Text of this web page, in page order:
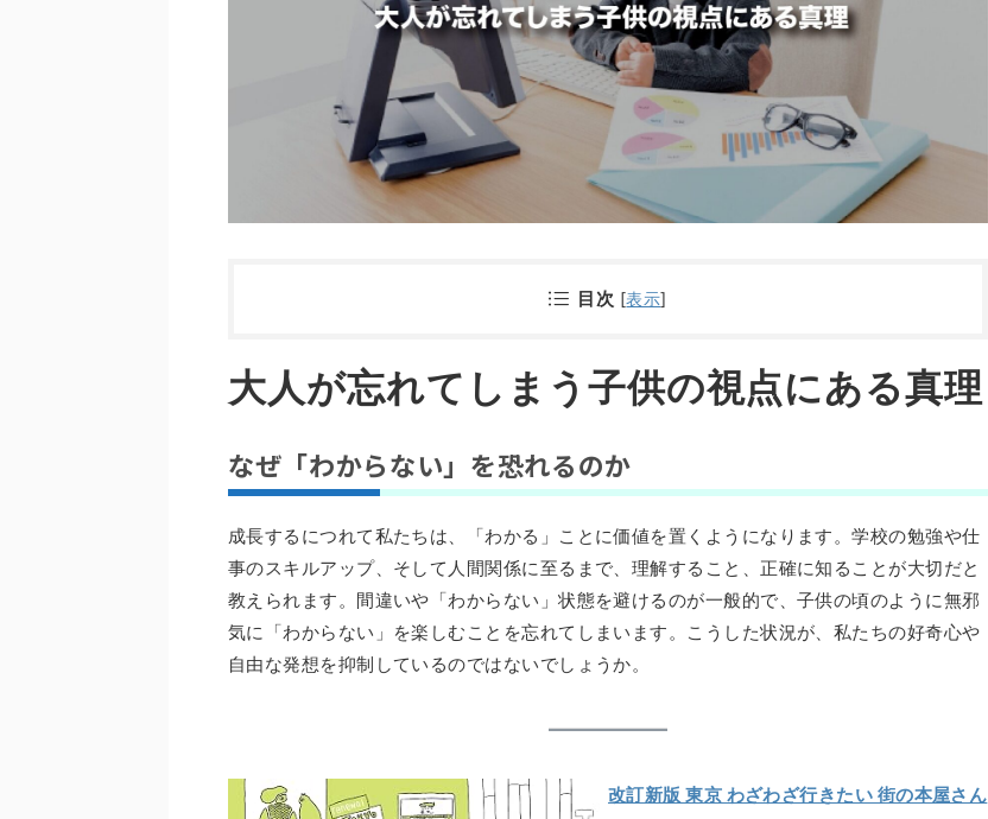
目次 [表示]
大人が忘れてしまう子供の視点にある真理
なぜ「わからない」を恐れるのか
成長するにつれて私たちは、「わかる」ことに価値を置くようになります。学校の勉強や仕
事のスキルアップ、そして人間関係に至るまで、理解すること、正確に知ることが大切だと
教えられます。間違いや「わからない」状態を避けるのが一般的で、子供の頃のように無邪
気に「わからない」を楽しむことを忘れてしまいます。こうした状況が、私たちの好奇心や
自由な発想を抑制しているのではないでしょうか。
改訂新版 東京 わざわざ行きたい 街の本屋さん